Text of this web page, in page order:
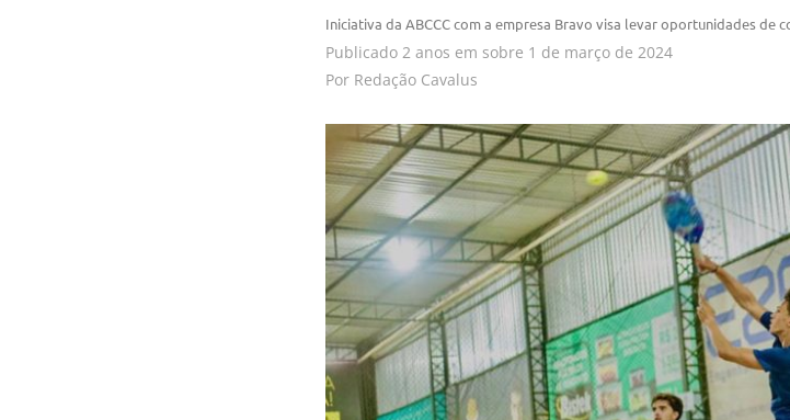
Iniciativa da ABCCC com a empresa Bravo visa levar oportunidades de
Publicado 2 anos em sobre 1 de março de 2024
Por Redação Cavalus